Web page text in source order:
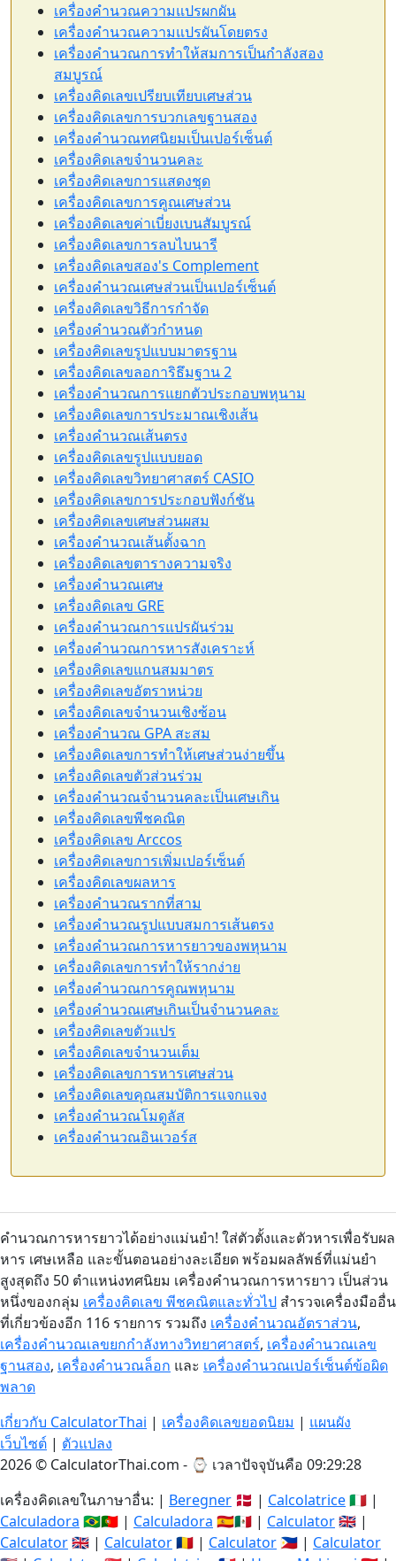
เครื่องคำนวณความแปรผกผัน
เครื่องคำนวณความแปรผันโดยตรง
เครื่องคำนวณการทำให้สมการเป็นกำลังสอง
สมบูรณ์
เครื่องคิดเลขเปรียบเทียบเศษส่วน
เครื่องคิดเลขการบวกเลขฐานสอง
เครื่องคำนวณทศนิยมเป็นเปอร์เซ็นต์
เครื่องคิดเลขจำนวนคละ
เครื่องคิดเลขการแสดงชุด
เครื่องคิดเลขการคูณเศษส่วน
เครื่องคิดเลขค่าเบี่ยงเบนสัมบูรณ์
เครื่องคิดเลขการลบไบนารี
เครื่องคิดเลขสอง's Complement
เครื่องคำนวณเศษส่วนเป็นเปอร์เซ็นต์
เครื่องคิดเลขวิธีการกำจัด
เครื่องคำนวณตัวกำหนด
เครื่องคิดเลขรูปแบบมาตรฐาน
เครื่องคิดเลขลอการิธึมฐาน 2
เครื่องคำนวณการแยกตัวประกอบพหุนาม
เครื่องคิดเลขการประมาณเชิงเส้น
เครื่องคำนวณเส้นตรง
เครื่องคิดเลขรูปแบบยอด
เครื่องคิดเลขวิทยาศาสตร์ CASIO
เครื่องคิดเลขการประกอบฟังก์ชัน
เครื่องคิดเลขเศษส่วนผสม
เครื่องคำนวณเส้นตั้งฉาก
เครื่องคิดเลขตารางความจริง
เครื่องคำนวณเศษ
เครื่องคิดเลข GRE
เครื่องคำนวณการแปรผันร่วม
เครื่องคำนวณการหารสังเคราะห์
เครื่องคิดเลขแกนสมมาตร
เครื่องคิดเลขอัตราหน่วย
เครื่องคิดเลขจำนวนเชิงซ้อน
เครื่องคำนวณ GPA สะสม
เครื่องคิดเลขการทำให้เศษส่วนง่ายขึ้น
เครื่องคิดเลขตัวส่วนร่วม
เครื่องคำนวณจำนวนคละเป็นเศษเกิน
เครื่องคิดเลขพีชคณิต
เครื่องคิดเลข Arccos
เครื่องคิดเลขการเพิ่มเปอร์เซ็นต์
เครื่องคิดเลขผลหาร
เครื่องคำนวณรากที่สาม
เครื่องคำนวณรูปแบบสมการเส้นตรง
เครื่องคำนวณการหารยาวของพหุนาม
เครื่องคิดเลขการทำให้รากง่าย
เครื่องคำนวณการคูณพหุนาม
เครื่องคำนวณเศษเกินเป็นจำนวนคละ
เครื่องคิดเลขตัวแปร
เครื่องคิดเลขจำนวนเต็ม
เครื่องคิดเลขการหารเศษส่วน
เครื่องคิดเลขคุณสมบัติการแจกแจง
เครื่องคำนวณโมดูลัส
เครื่องคำนวณอินเวอร์ส
คำนวณการหารยาวได้อย่างแม่นยำ! ใส่ตัวตั้งและตัวหารเพื่อรับผล
หาร เศษเหลือ และขั้นตอนอย่างละเอียด พร้อมผลลัพธ์ที่แม่นยำ
สูงสุดถึง 50 ตำแหน่งทศนิยม เครื่องคำนวณการหารยาว เป็นส่วน
หนึ่งของกลุ่ม เครื่องคิดเลข พีชคณิตและทั่วไป สำรวจเครื่องมืออื่น
ที่เกี่ยวข้องอีก 116 รายการ รวมถึง เครื่องคำนวณอัตราส่วน,
เครื่องคำนวณเลขยกกำลังทางวิทยาศาสตร์, เครื่องคำนวณเลข
ฐานสอง, เครื่องคำนวณล็อก และ เครื่องคำนวณเปอร์เซ็นต์ข้อผิด
พลาด
เกี่ยวกับ CalculatorThai | เครื่องคิดเลขยอดนิยม | แผนผัง
เว็บไซต์ | ตัวแปลง
2026 © CalculatorThai.com - ⌚ เวลาปัจจุบันคือ 09:29:29
เครื่องคิดเลขในภาษาอื่น: | Beregner 🇩🇰 | Calcolatrice🇮🇹 |
Calculadora 🇧🇷🇵🇹 | Calculadora 🇪🇸🇲🇽 | Calculator🇬🇧 |
Calculator🇬🇧 | Calculator🇷🇴 | Calculator 🇵🇭 | Calculator